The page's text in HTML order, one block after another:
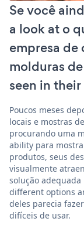
Se você
a look at o
empresa de
molduras
seen in
Poucos meses
locais e mostras
procurando uma
ability para
produtos, seus
visualmente
solução
different options
deles parecia
difíceis de usar.